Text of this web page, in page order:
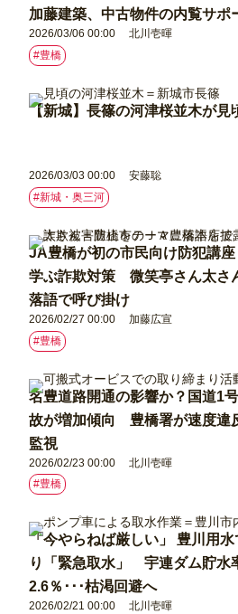
加藤建築、中古物件の内覧サポ
2026/03/06 00:00
北川壱暉
#豊橋
【新城】長篠の河津桜並木が見
2026/03/03 00:00
安藤聡
#新城・奥三河
JA豊橋が初の市民向け防犯講
学ぶ詐欺対策 微笑亭さん太さ
落語で呼び掛け
2026/02/27 00:00
加藤広宣
#豊橋
名豊道路開通の影響か？国道1
故が増加傾向 豊橋署が速度違
監視
2026/02/23 00:00
北川壱暉
#豊橋
「今やらねば厳しい」 豊川用
り「緊急取水」 宇連ダム貯水
2.6％･･･枯渇回避へ
2026/02/21 00:00
北川壱暉